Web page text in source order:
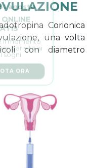
Corionica
una volta
con diametro
il momento
dar vita ai
sogni.